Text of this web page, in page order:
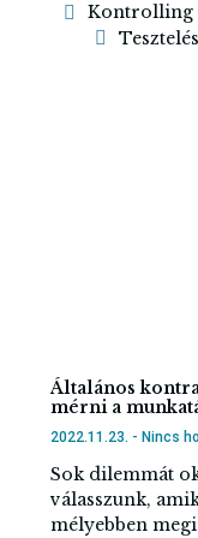
Kontrolling
Tesztelés
Általános
mérni a
2022.11.23. Nincs
Sok dilemmát
válasszunk,
mélyebben